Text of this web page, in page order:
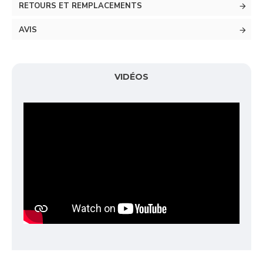
RETOURS ET REMPLACEMENTS
AVIS
VIDÉOS